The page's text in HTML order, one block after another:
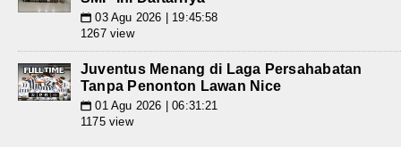
📅 03 Agu 2026 | 19:45:58
1267 view
Juventus Menang di Laga Persahabatan
Tanpa Penonton Lawan Nice
📅 01 Agu 2026 | 06:31:21
1175 view